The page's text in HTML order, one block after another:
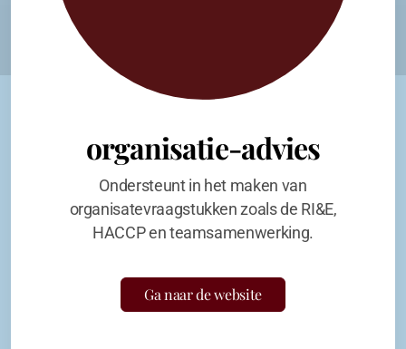
organisatie-advies
Ondersteunt in het maken van
organisatevraagstukken zoals de RI&E,
HACCP en teamsamenwerking.
Ga naar de website